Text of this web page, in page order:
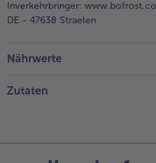
Inverkehrbringer:
DE - 47638 Straelen
Nährwerte
Zutaten